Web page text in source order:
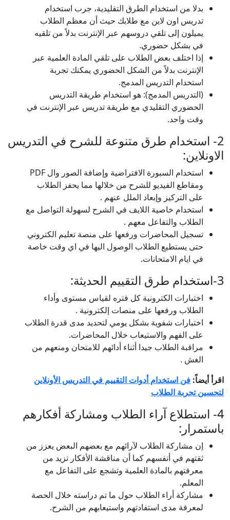
بدلا من استخدام الطرق التقليدية، جرب استخدام
تدريس اون لاين مع طلابك حيث أن معظم الطلاب
يميلون إلى تلقي دروسهم عبر الإنترنت بدلاً من تلقيه
في بشكل حضوري.
إذا اختلف بعض الطلاب على تلقي المادة العلمية عبر
الإنترنت بدلاً من الشكل الحضوري يمكنك تجربة
استخدام التدريس المدمج.
(التدريس المدمج): هو استخدام طريقة التدريس
الحضوري التقليدي مع طريقة تدريس عبر الإنترنت في
وقت واحد.
2- استخدام طرق متنوعة للشرح في التدريس
الاونلاين:
استخدام السبورة الافتراضية وإضافة الصور وال PDF
ومقاطع الفيديو للشرح من خلالها مما يحفز الطلاب
على التركيز وإبعاد الملل عنهم .
استخدام خاصية اللايف في الشرح لسهولة التواصل مع
الطلاب والتفاعل معهم .
تسجيل المحاضرات ورفعها على منصة تعليم الكتروني
حتى يستطيع الطلاب الوصول اليها في اي وقت خاصة
في ايام الامتحانات.
3-استخدام طرق التقييم الحديثة:
اختبارات الكترونية كل فتره لقياس مستوى وأداء
الطلاب ورفعها على منصات إلكترونية .
اختبارات شفوية بشكل يومي لتحديد مدى قدرة الطلاب
على الفهم والاستيعاب خلال المحاضرات.
مراقبة الطلاب جيدا أثناء أدائهم للامتحان ومنعهم من
الغش .
اقرأ أيضاً: فن استخدام أدوات التقييم في التدريس الأونلاين
لتحسين تجربة الطلاب
4- استطلاع آراء الطلاب ومشاركة أفكارهم
باستمرار:
إن مشاركة الطلاب لآرائهم مع بعضهم البعض يعزز من
ثقتهم في أنفسهم كما أن مناقشة الأفكار تزيد من
معرفتهم بالمادة العلمية وتشجع على التفاعل مع
المعلم.
مشاركة أراء الطلاب حول ما تم دراسته خلال الحصة
لمعرفة مدى استفادتهم واستيعابهم من الشرح.